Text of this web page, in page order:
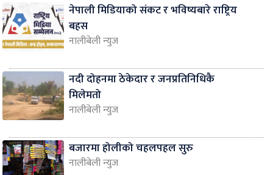
नेपाली मिडियाको संकट र भविष्यबारे राष्ट्रिय
बहस
नालीबेली न्युज
नदी दोहनमा ठेकेदार र जनप्रतिनिधिकै
मिलेमतो
नालीबेली न्युज
बजारमा होलीको चहलपहल सुरु
नालीबेली न्युज